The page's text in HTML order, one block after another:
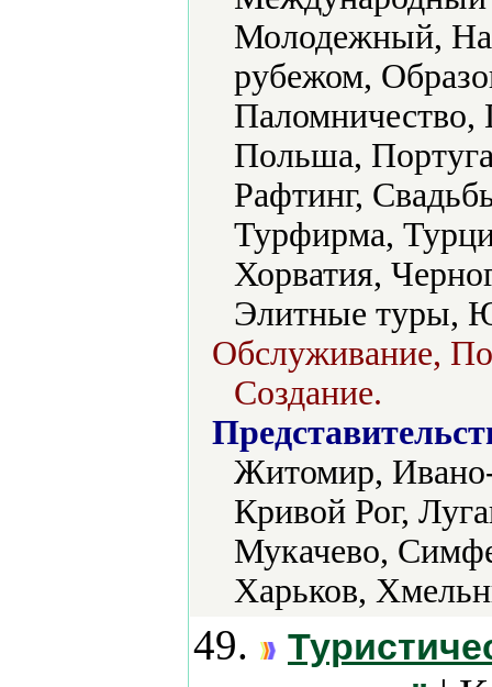
Молодежный,
рубежом,
Паломничество,
Польша,
Рафтинг,
Турфирма,
Хорватия,
Элитные туры,
Обслуживание,
Создание.
Житомир,
Кривой Рог,
Мукачево,
Харьков,
49.